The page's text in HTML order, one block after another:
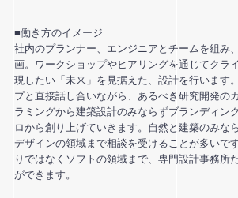
■働き方のイメージ
社内のプランナー、エンジニアとチームを組み
画。ワークショップやヒアリングを通じてクラ
現したい「未来」を見据えた、設計を行います
プと直接話し合いながら、あるべき研究開発の
ラミングから建築設計のみならずブランディン
ロから創り上げていきます。自然と建築のみな
デザインの領域まで相談を受けることが多いで
りではなくソフトの領域まで、専門設計事務所
ができます。